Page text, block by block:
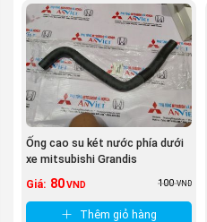
Ống cao su két nước phía dưới
xe mitsubishi Grandis
Giá: 80 VND 100 VND
Thêm giỏ hàng